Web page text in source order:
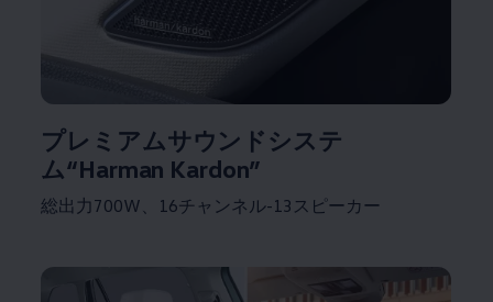
プレミアムサウンドシステ
ム“Harman Kardon”
総出力700W、16チャンネル-13スピーカー